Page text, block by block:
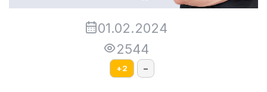
01.02.2024
2544
+2 –